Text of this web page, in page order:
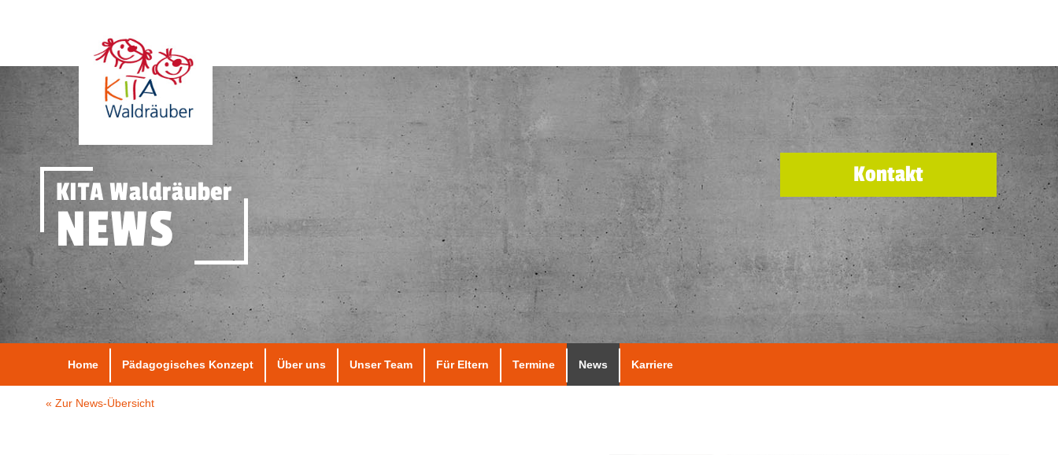
KITA Waldräuber
NEWS
Kontakt
Home Pädagogisches Konzept Über uns Unser Team Für Eltern Termine News Karriere
« Zur News-Übersicht